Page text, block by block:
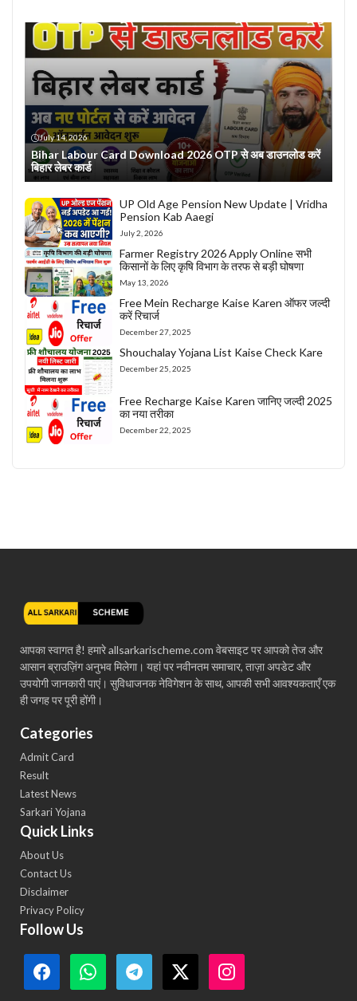
July 14, 2026
Bihar Labour Card Download 2026 OTP से अब डाउनलोड करें
बिहार लेबर कार्ड
UP Old Age Pension New Update | Vridha
Pension Kab Aaegi
July 2, 2026
Farmer Registry 2026 Apply Online सभी
किसानों के लिए कृषि विभाग के तरफ से बड़ी घोषणा
May 13, 2026
Free Mein Recharge Kaise Karen ऑफर जल्दी
करें रिचार्ज
December 27, 2025
Shouchalay Yojana List Kaise Check Kare
December 25, 2025
Free Recharge Kaise Karen जानिए जल्दी 2025
का नया तरीका
December 22, 2025
आपका स्वागत है! हमारे allsarkarischeme.com वेबसाइट पर आपको तेज और
आसान ब्राउज़िंग अनुभव मिलेगा। यहां पर नवीनतम समाचार, ताज़ा अपडेट और
उपयोगी जानकारी पाएं। सुविधाजनक नेविगेशन के साथ, आपकी सभी आवश्यकताएँ एक
ही जगह पर पूरी होंगी।
Categories
Admit Card
Result
Latest News
Sarkari Yojana
Quick Links
About Us
Contact Us
Disclaimer
Privacy Policy
Follow Us